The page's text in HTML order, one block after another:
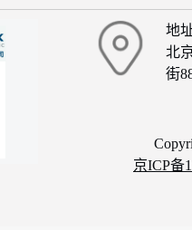
地
北
街
京ICP备